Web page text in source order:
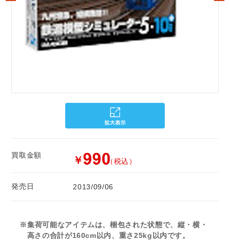
買取金額 ￥ （税込）
発売日 2013/09/06
※集荷可能なアイテムは、梱包された状態で、縦・横・
高さの合計が160cm以内、重さ25kg以内です。